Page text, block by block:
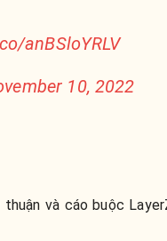
anBSloYRLV
10, 2022
và cáo buộc